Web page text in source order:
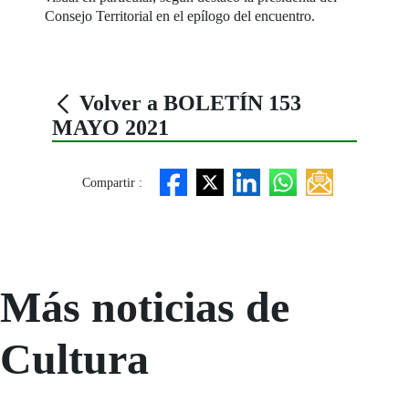
Consejo Territorial en el epílogo del encuentro.
Volver a BOLETÍN 153
MAYO 2021
Compartir :
Más noticias de
Cultura